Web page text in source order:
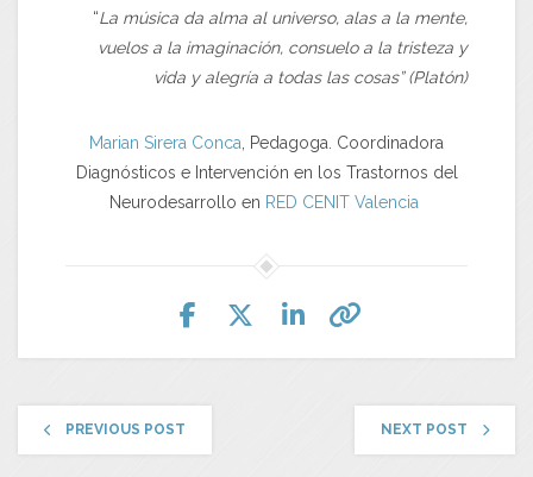
“La música da alma al universo, alas a la mente,
vuelos a la imaginación, consuelo a la tristeza y
vida y alegría a todas las cosas” (Platón)
Marian Sirera Conca , Pedagoga. Coordinadora
Diagnósticos e Intervención en los Trastornos del
Neurodesarrollo en RED CENIT Valencia
PREVIOUS POST NEXT POST